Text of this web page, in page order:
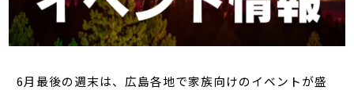
6月最後の週末は、広島各地で家族向けのイベントが盛